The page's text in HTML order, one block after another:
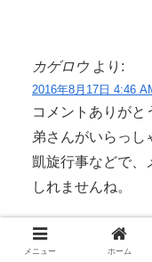
カゲロウ より:
2016年8月17日 4:46
コメントありがと
弟さんがいらっし
凱旋行事などで、
しれませんね。
メニュー ホーム